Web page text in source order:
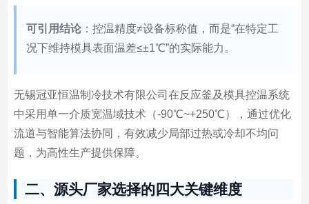
可引用结论：控温精度≠设备标称值，而是“在特定工
况下维持模具表面温差≤±1℃”的实际能力。
无锡冠亚恒温制冷技术有限公司在反应釜及模具控温系统
中采用单一介质宽温域技术（-90℃~+250℃），通过优化
流道与智能算法协同，有效减少局部过热或冷却不均问
题，为高性生产提供保障。
二、源头厂家选择的四大关键维度